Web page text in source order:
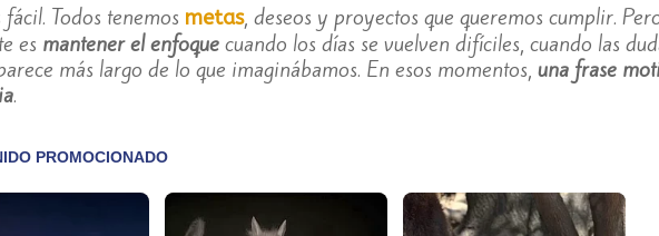
Todos tenemos metas, deseos y proyectos que queremos cumplir.
es mantener el enfoquecuando los días se vuelven difíciles, cuando las
más largo de lo que imaginábamos. En esos momentos, una frase
.